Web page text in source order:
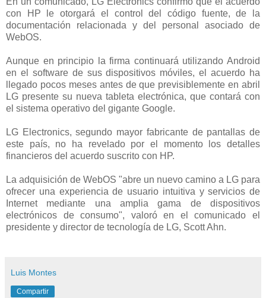
con HP le otorgará el control del código fuente, de la
documentación relacionada y del personal asociado de
WebOS.
Aunque en principio la firma continuará utilizando Android
en el software de sus dispositivos móviles, el acuerdo ha
llegado pocos meses antes de que previsiblemente en abril
LG presente su nueva tableta electrónica, que contará con
el sistema operativo del gigante Google.
LG Electronics, segundo mayor fabricante de pantallas de
este país, no ha revelado por el momento los detalles
financieros del acuerdo suscrito con HP.
La adquisición de WebOS "abre un nuevo camino a LG para
ofrecer una experiencia de usuario intuitiva y servicios de
Internet mediante una amplia gama de dispositivos
electrónicos de consumo", valoró en el comunicado el
presidente y director de tecnología de LG, Scott Ahn.
Luis Montes
Compartir